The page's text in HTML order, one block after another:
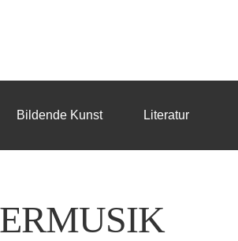
Bildende Kunst Literatur